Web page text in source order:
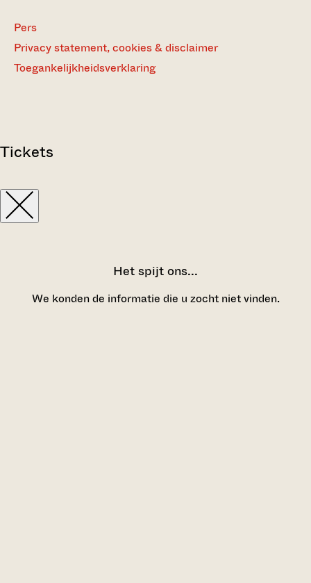
Pers
Privacy statement, cookies & disclaimer
Toegankelijkheidsverklaring
Tickets